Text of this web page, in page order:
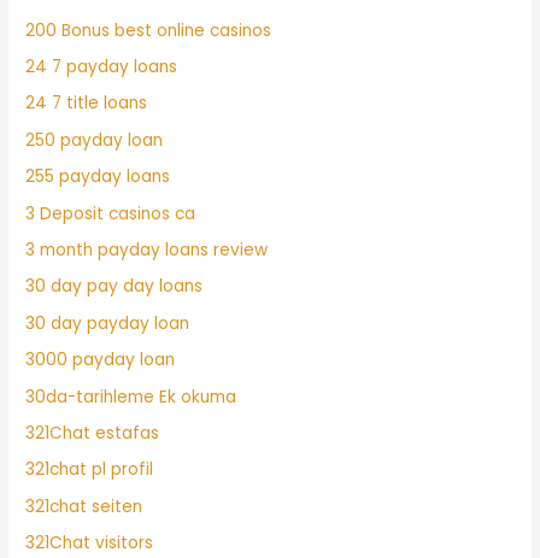
200 Bonus best online casinos
24 7 payday loans
24 7 title loans
250 payday loan
255 payday loans
3 Deposit casinos ca
3 month payday loans review
30 day pay day loans
30 day payday loan
3000 payday loan
30da-tarihleme Ek okuma
321Chat estafas
321chat pl profil
321chat seiten
321Chat visitors